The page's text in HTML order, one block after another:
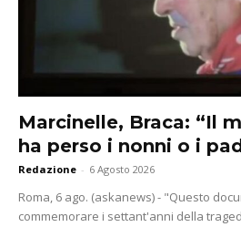
Marcinelle, Braca: “Il
ha perso i nonni o i
Redazione - 6 Agosto 2026
Roma, 6 ago. (askanews) - "Questo
commemorare i settant'anni della